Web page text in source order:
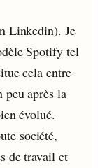
Linkedin). Je
Spotify tel
cela entre
peu après la
évolué.
société,
de travail et